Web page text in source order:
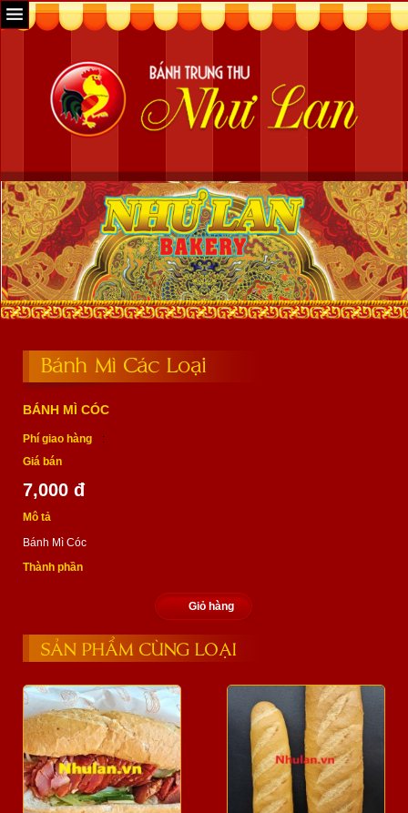
Bánh Mì Các Loại
BÁNH MÌ CÓC
Phí giao hàng
:
Giá bán
7,000 đ
Mô tả
Bánh Mì Cóc
Thành phần
Giỏ hàng
SẢN PHẨM CÙNG LOẠI